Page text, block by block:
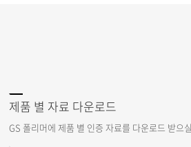
제품 별 자료 다운로드
GS 폴리머에 제품 별 인증 자료를 다운로드 받으